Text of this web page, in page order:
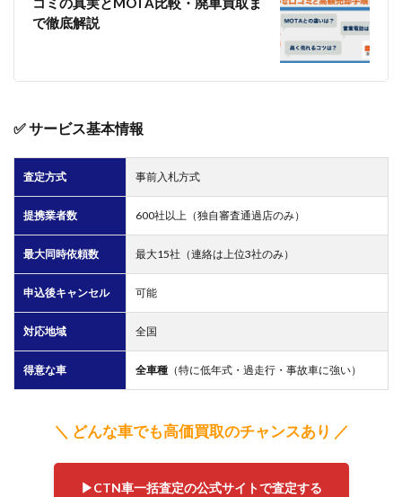
買契
約と
💰 車
引き
渡
入金
7
定の
よく
ある
と答
え
車を
売っ
で徹底解説
✅ サービス基本情報
査定方式 事前入札方式
提携業者数 600社以上（独自審査通過店のみ）
最大同時依頼数 最大15社（連絡は上位3社のみ）
申込後キャンセル 可能
対応地域 全国
得意な車 全車種 （特に低年式・過走行・事故車に強い）
＼ どんな車でも高価買取のチャンスあり ／
▶︎CTN車一括査定の公式サイトで査定する